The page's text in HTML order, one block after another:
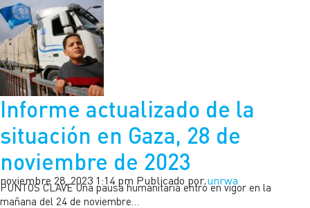
Informe actualizado de la
situación en Gaza, 28 de
noviembre de 2023
noviembre 28, 2023 1:14 pm Publicado porunrwa
PUNTOS CLAVE Una pausa humanitaria entró en vigor en la
mañana del 24 de noviembre…